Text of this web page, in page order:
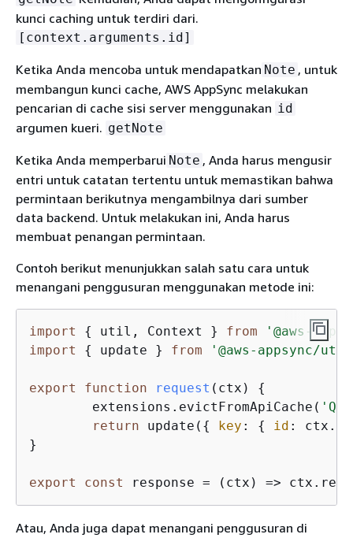
kunci caching untuk terdiri dari.
[context.arguments.id]
Ketika Anda mencoba untuk mendapatkan Note , untuk
membangun kunci cache, AWS AppSync melakukan
pencarian di cache sisi server menggunakan id
argumen kueri. getNote
Ketika Anda memperbarui Note , Anda harus mengusir
entri untuk catatan tertentu untuk memastikan bahwa
permintaan berikutnya mengambilnya dari sumber
data backend. Untuk melakukan ini, Anda harus
membuat penangan permintaan.
Contoh berikut menunjukkan salah satu cara untuk
menangani penggusuran menggunakan metode ini:
import { util, Context } from
'@aws-
import
{ update } from '@aws-appsync/
export function request ( ctx ) {
	extensions.evictFromApiCache(
return update( { key : { id :
}
export const response = ( ctx ) =>
Atau, Anda juga dapat menangani penggusuran di